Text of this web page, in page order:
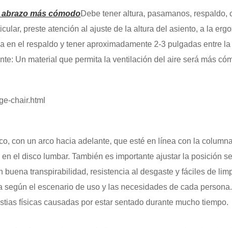
más cómodoDebe tener altura, pasamanos,
preste atención al ajuste de la altura del asiento, a la
en el respaldo y tener aproximadamente 2-3 pulgadas entre
Un material que permita la ventilación del aire será más
con un arco hacia adelante, que esté en línea con la
el disco lumbar. También es importante ajustar la posición
transpirabilidad, resistencia al desgaste y fáciles de
el escenario de uso y las necesidades de cada
físicas causadas por estar sentado durante mucho tiempo.